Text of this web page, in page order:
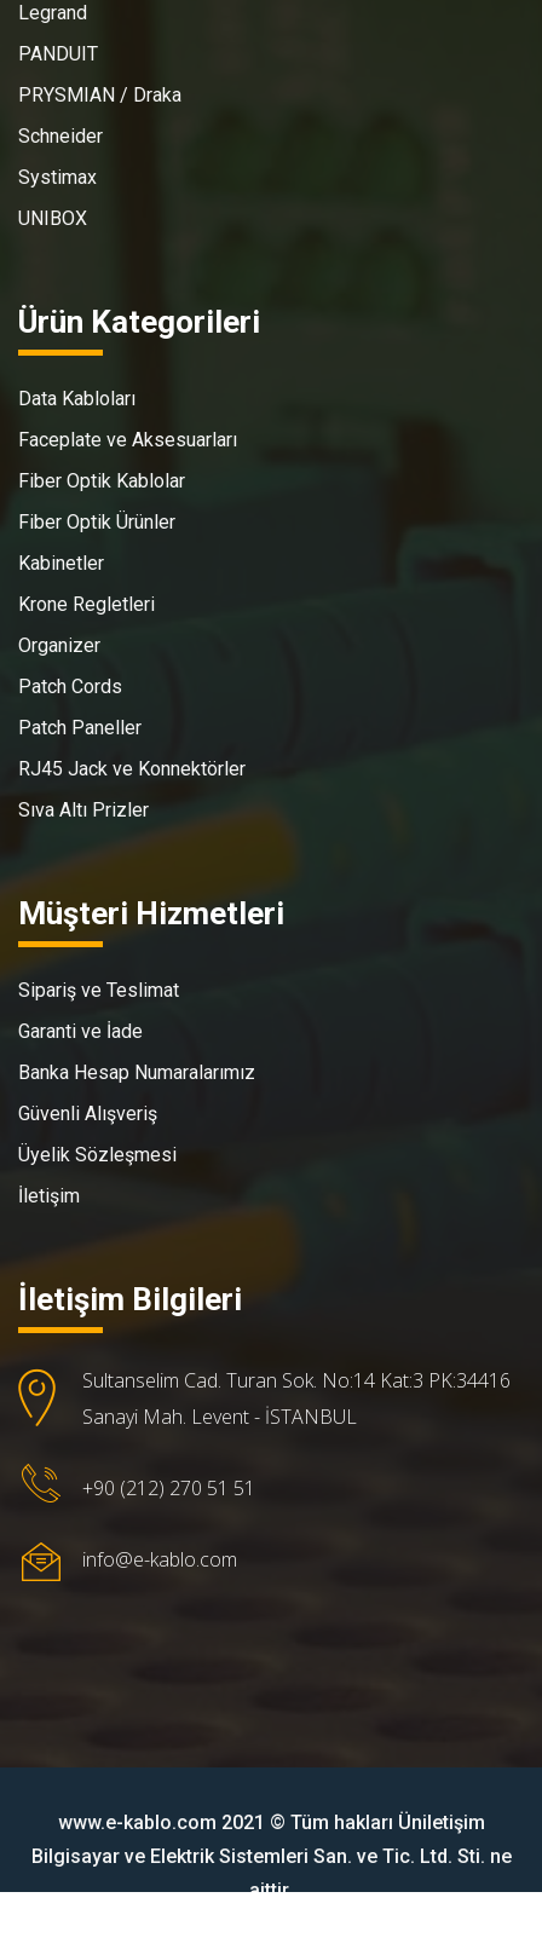
Legrand
PANDUIT
PRYSMIAN / Draka
Schneider
Systimax
UNIBOX
Ürün Kategorileri
Data Kabloları
Faceplate ve Aksesuarları
Fiber Optik Kablolar
Fiber Optik Ürünler
Kabinetler
Krone Regletleri
Organizer
Patch Cords
Patch Paneller
RJ45 Jack ve Konnektörler
Sıva Altı Prizler
Müşteri Hizmetleri
Sipariş ve Teslimat
Garanti ve İade
Banka Hesap Numaralarımız
Güvenli Alışveriş
Üyelik Sözleşmesi
İletişim
İletişim Bilgileri
Sultanselim Cad. Turan Sok. No:14 Kat:3 PK:34416
Sanayi Mah. Levent - İSTANBUL
+90 (212) 270 51 51
info@e-kablo.com
www.e-kablo.com 2021 © Tüm hakları Üniletişim
Bilgisayar ve Elektrik Sistemleri San. ve Tic. Ltd. Sti. ne
aittir.